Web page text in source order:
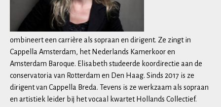
ombineert een carrière als sopraan en dirigent. Ze zingt in
Cappella Amsterdam, het Nederlands Kamerkoor en
Amsterdam Baroque. Elisabeth studeerde koordirectie aan de
conservatoria van Rotterdam en Den Haag. Sinds 2017 is ze
dirigent van Cappella Breda. Tevens is ze werkzaam als sopraan
en artistiek leider bij het vocaal kwartet Hollands Collectief.